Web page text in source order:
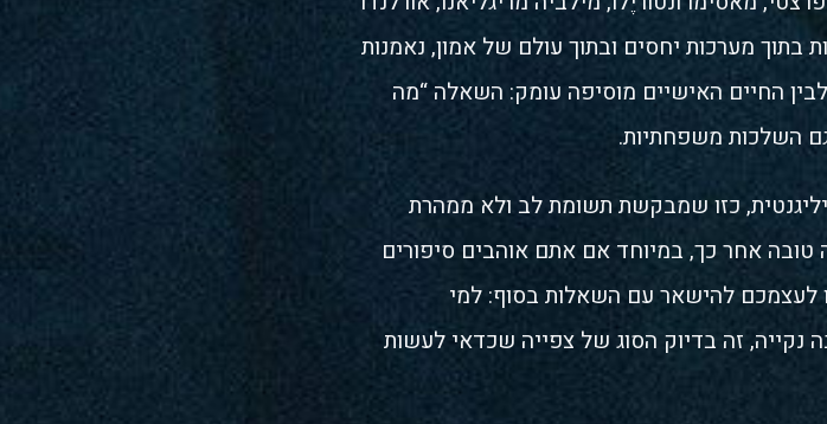
בתוך מערכות יחסים ובתוך עולם של אמון, נאמנות
החיים האישיים מוסיפה עומק: השאלה “מה
השלכות משפחתיות.
כזו שמבקשת תשומת לב ולא ממהרת
אחר כך, במיוחד אם אתם אוהבים סיפורים
לעצמכם להישאר עם השאלות בסוף: למי
זה בדיוק הסוג של צפייה שכדאי לעשות